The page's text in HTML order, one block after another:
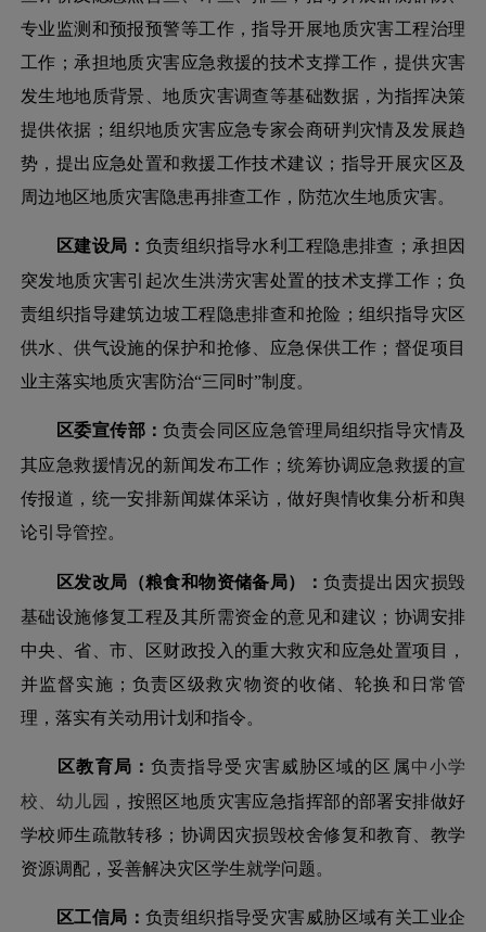
专业监测和预报预警等工作，指导开展地质灾害工程治理
工作；承担地质灾害应急救援的技术支撑工作，提供灾害
发生地地质背景、地质灾害调查等基础数据，为指挥决策
提供依据；组织地质灾害应急专家会商研判灾情及发展趋
势，提出应急处置和救援工作技术建议；指导开展灾区及
周边地区地质灾害隐患再排查工作，防范次生地质灾害。
区建设局： 负责组织指导水利工程隐患排查；承担因
突发地质灾害引起次生洪涝灾害处置的技术支撑工作；负
责组织指导建筑边坡工程隐患排查和抢险；组织指导灾区
供水、供气设施的保护和抢修、应急保供工作；督促项目
业主落实地质灾害防治“三同时”制度。
区委宣传部：负责会同区应急管理局组织指导灾情及
其应急救援情况的新闻发布工作；统筹协调应急救援的宣
传报道，统一安排新闻媒体采访，做好舆情收集分析和舆
论引导管控。
区发改局（粮食和物资储备局）：负责提出因灾损毁
基础设施修复工程及其所需资金的意见和建议；协调安排
中央、省、市、区财政投入的重大救灾和应急处置项目，
并监督实施；负责区级救灾物资的收储、轮换和日常管
理，落实有关动用计划和指令。
区教育局： 负责指导受灾害威胁区域的区属中小学
校、幼儿园 ，按照区地质灾害应急指挥部的部署安排做好
学校师生疏散转移；协调因灾损毁校舍修复和教育、教学
资源调配，妥善解决灾区学生就学问题。
区工信局： 负责组织指导受灾害威胁区域有关工业企